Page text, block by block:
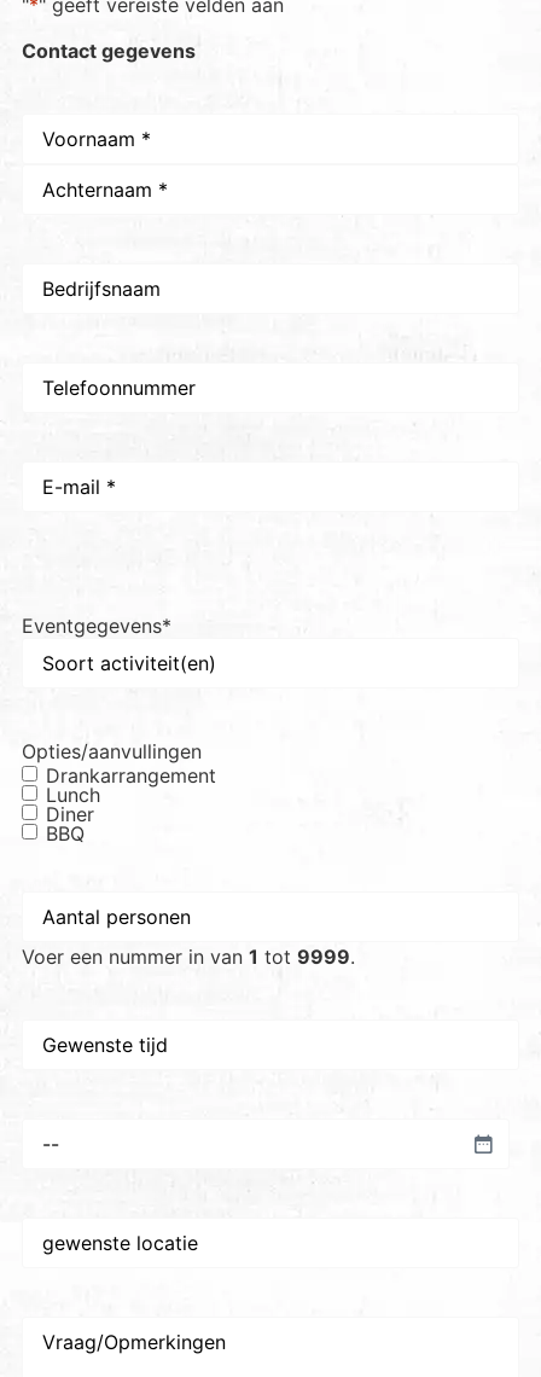
Contact gegevens
Naam
mail*
Eventgegevens*
Opties/aanvullingen
Drankarrangement
Lunch
Diner
BBQ
personen *
Voer een nummer in van 1 tot 9999.
tijd
plaats/locatie*